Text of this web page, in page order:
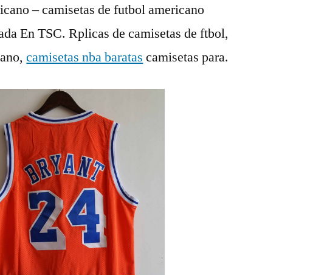
– camisetas de futbol americano
En TSC. Rplicas de camisetas de ftbol,
camisetas nba baratas camisetas para.